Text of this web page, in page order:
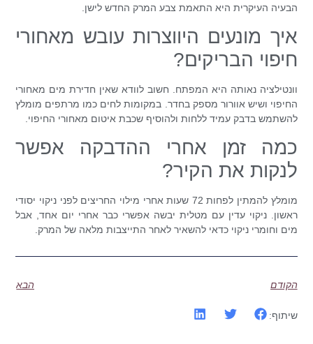
הבעיה העיקרית היא התאמת צבע המרק החדש לישן.
איך מונעים היווצרות עובש מאחורי
חיפוי הבריקים?
וונטילציה נאותה היא המפתח. חשוב לוודא שאין חדירת מים מאחורי
החיפוי ושיש אוורור מספק בחדר. במקומות לחים כמו מרתפים מומלץ
להשתמש בדבק עמיד ללחות ולהוסיף שכבת איטום מאחורי החיפוי.
כמה זמן אחרי ההדבקה אפשר
לנקות את הקיר?
מומלץ להמתין לפחות 72 שעות אחרי מילוי החריצים לפני ניקוי יסודי
ראשון. ניקוי עדין עם מטלית יבשה אפשרי כבר אחרי יום אחד, אבל
מים וחומרי ניקוי כדאי להשאיר לאחר התייצבות מלאה של המרק.
הקודם הבא
שיתוף: